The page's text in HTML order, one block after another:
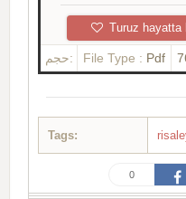
Turuz hayatta
حجم: File Type : Pdf
Tags:
0